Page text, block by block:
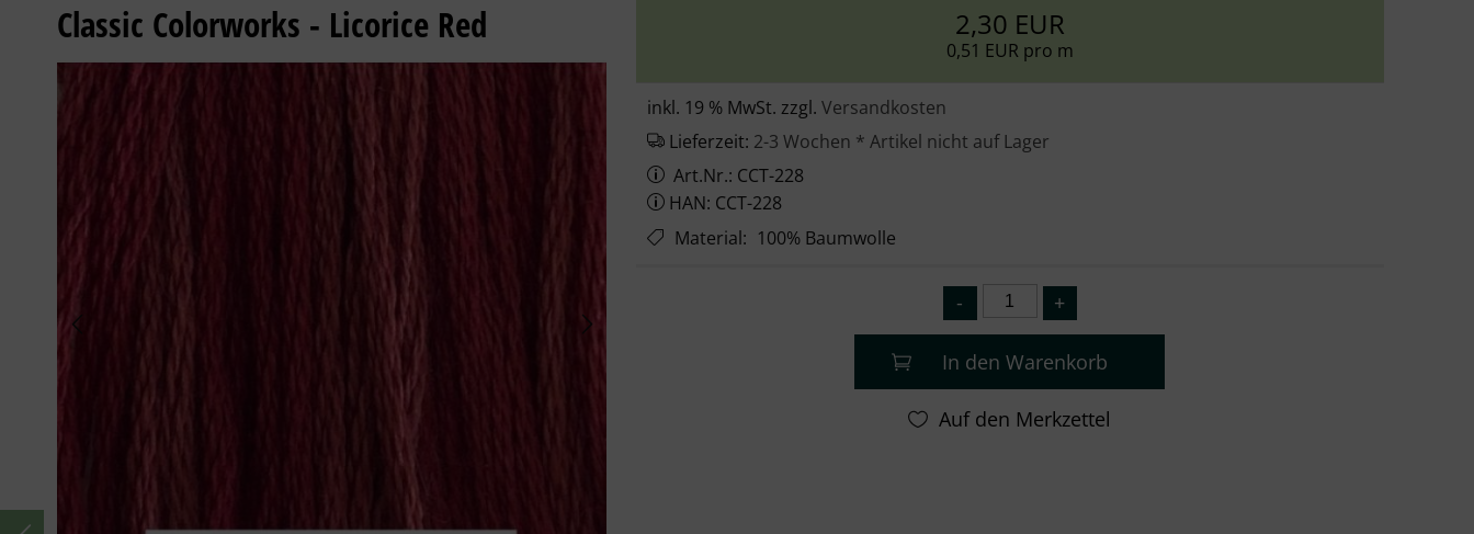
Classic Colorworks - Licorice Red 2,30 EUR
0,51 EUR pro m
inkl. 19 % MwSt. zzgl. Versandkosten
Lieferzeit: 2-3 Wochen * Artikel nicht auf Lager
Art.Nr.: CCT-228
HAN: CCT-228
Material: 100% Baumwolle
In den Warenkorb